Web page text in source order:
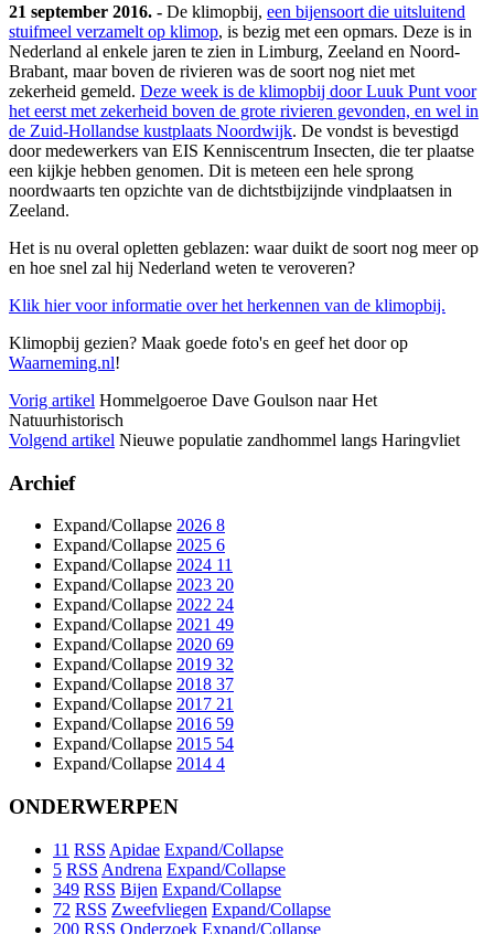
21 september 2016. - De klimopbij, een bijensoort die uitsluitend
stuifmeel verzamelt op klimop, is bezig met een opmars. Deze is in
Nederland al enkele jaren te zien in Limburg, Zeeland en Noord-
Brabant, maar boven de rivieren was de soort nog niet met
zekerheid gemeld. Deze week is de klimopbij door Luuk Punt voor
het eerst met zekerheid boven de grote rivieren gevonden, en wel in
de Zuid-Hollandse kustplaats Noordwijk. De vondst is bevestigd
door medewerkers van EIS Kenniscentrum Insecten, die ter plaatse
een kijkje hebben genomen. Dit is meteen een hele sprong
noordwaarts ten opzichte van de dichtstbijzijnde vindplaatsen in
Zeeland.
Het is nu overal opletten geblazen: waar duikt de soort nog meer op
en hoe snel zal hij Nederland weten te veroveren?
Klik hier voor informatie over het herkennen van de klimopbij.
Klimopbij gezien? Maak goede foto's en geef het door op
Waarneming.nl!
Vorig artikel Hommelgoeroe Dave Goulson naar Het
Natuurhistorisch
Volgend artikel Nieuwe populatie zandhommel langs Haringvliet
Archief
Expand/Collapse 2026 8
Expand/Collapse 2025 6
Expand/Collapse 2024 11
Expand/Collapse 2023 20
Expand/Collapse 2022 24
Expand/Collapse 2021 49
Expand/Collapse 2020 69
Expand/Collapse 2019 32
Expand/Collapse 2018 37
Expand/Collapse 2017 21
Expand/Collapse 2016 59
Expand/Collapse 2015 54
Expand/Collapse 2014 4
ONDERWERPEN
11 RSS Apidae Expand/Collapse
5 RSS Andrena Expand/Collapse
349 RSS Bijen Expand/Collapse
72 RSS Zweefvliegen Expand/Collapse
200 RSS Onderzoek Expand/Collapse